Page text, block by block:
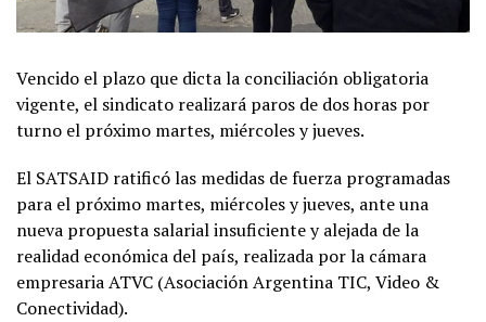
Vencido el plazo que dicta la conciliación obligatoria
vigente, el sindicato realizará paros de dos horas por
turno el próximo martes, miércoles y jueves.
El SATSAID ratificó las medidas de fuerza programadas
para el próximo martes, miércoles y jueves, ante una
nueva propuesta salarial insuficiente y alejada de la
realidad económica del país, realizada por la cámara
empresaria ATVC (Asociación Argentina TIC, Video &
Conectividad).